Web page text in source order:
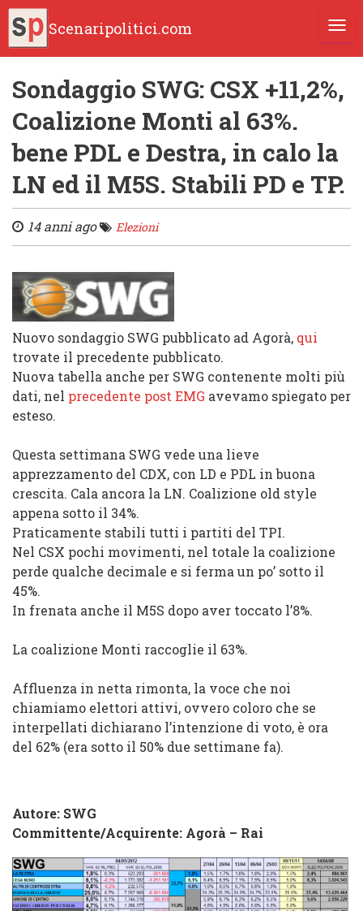
Scenaripolitici.com
Sondaggio SWG: CSX +11,2%,
Coalizione Monti al 63%.
bene PDL e Destra, in calo la
LN ed il M5S. Stabili PD e TP.
14 anni ago Elezioni
Nuovo sondaggio SWG pubblicato ad Agorà, qui
trovate il precedente pubblicato.
Nuova tabella anche per SWG contenente molti più
dati, nel precedente post EMG avevamo spiegato per
esteso.
Questa settimana SWG vede una lieve
apprezzamento del CDX, con LD e PDL in buona
crescita. Cala ancora la LN. Coalizione old style
appena sotto il 34%.
Praticamente stabili tutti i partiti del TPI.
Nel CSX pochi movimenti, nel totale la coalizione
perde qualche decimale e si ferma un po’ sotto il
45%.
In frenata anche il M5S dopo aver toccato l’8%.
La coalizione Monti raccoglie il 63%.
Affluenza in netta rimonta, la voce che noi
chiamiamo elettori attivi, ovvero coloro che se
interpellati dichiarano l’intenzione di voto, è ora
del 62% (era sotto il 50% due settimane fa).
Autore: SWG
Committente/Acquirente: Agorà – Rai